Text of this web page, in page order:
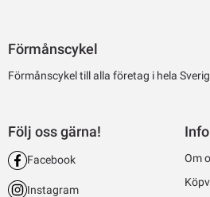
Förmånscykel
Förmånscykel till alla företag i hela
Följ oss gärna!
Facebook
Instagram
Om